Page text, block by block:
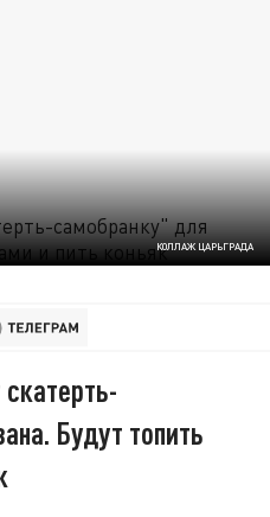
КОЛЛАЖ ЦАРЬГРАДА
Будут топить